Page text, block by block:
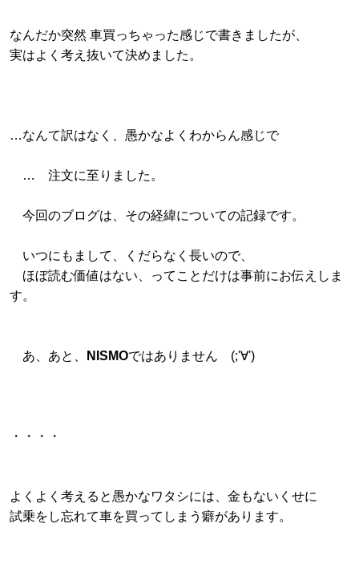
なんだか突然 車買っちゃった感じで書きましたが、
実はよく考え抜いて決めました。
…なんて訳はなく、愚かなよくわからん感じで
… 注文に至りました。
今回のブログは、その経緯についての記録です。
いつにもまして、くだらなく長いので、
ほぼ読む価値はない、ってことだけは事前にお伝えしま
す。
あ、あと、 NISMOではありません (;'∀')
・・・・
よくよく考えると愚かなワタシには、金もないくせに
試乗をし忘れて車を買ってしまう癖があります。